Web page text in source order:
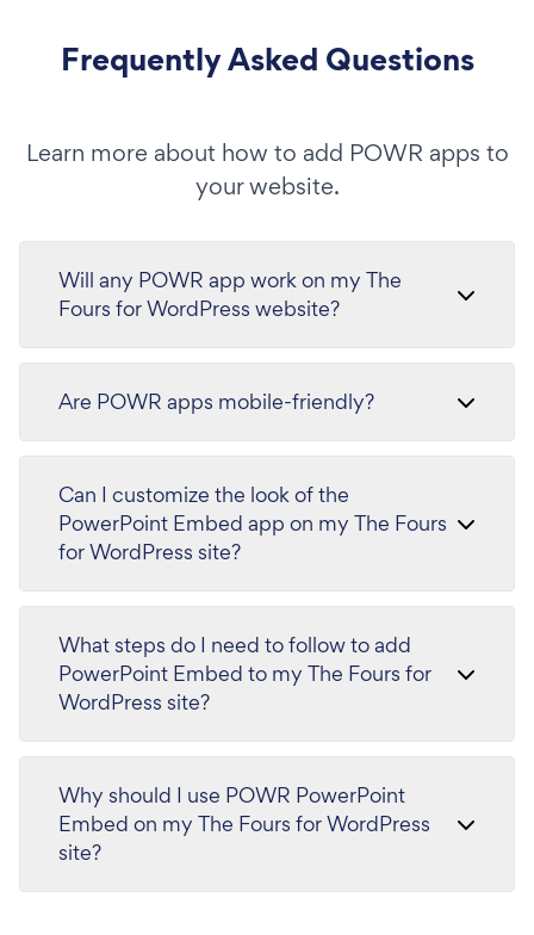
Frequently Asked Questions
Learn more about how to add POWR apps to
your website.
Will any POWR app work on my The
Fours for WordPress website?
Are POWR apps mobile-friendly?
Can I customize the look of the
PowerPoint Embed app on my The Fours
for WordPress site?
What steps do I need to follow to add
PowerPoint Embed to my The Fours for
WordPress site?
Why should I use POWR PowerPoint
Embed on my The Fours for WordPress
site?